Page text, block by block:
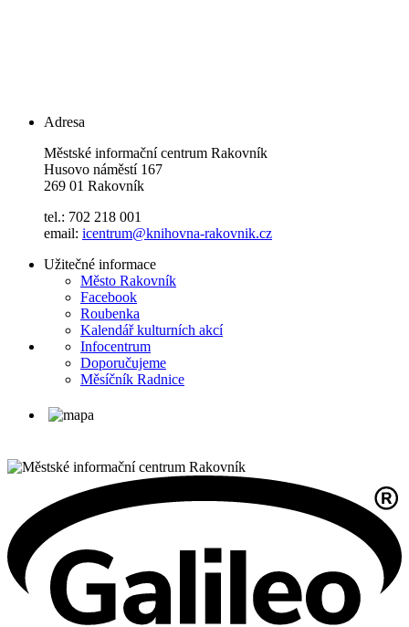
Adresa
Městské informační centrum Rakovník
Husovo náměstí 167
269 01 Rakovník
tel.: 702 218 001
email: icentrum@knihovna-rakovnik.cz
Užitečné informace
Město Rakovník
Facebook
Roubenka
Kalendář kulturních akcí
Infocentrum
Doporučujeme
Měsíčník Radnice